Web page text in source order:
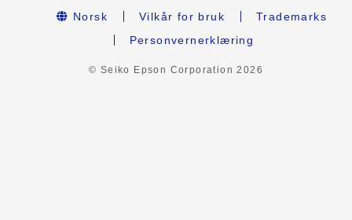
Norsk Vilkår for bruk
Trademarks
Personvernerklæring
© Seiko Epson Corporation2026